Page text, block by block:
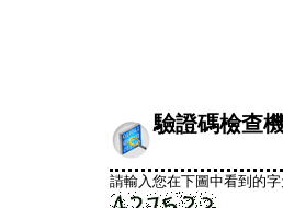
驗證碼檢查
請輸入您在下圖中看到的